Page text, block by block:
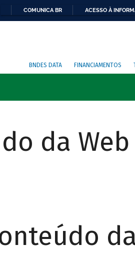
COMUNICA BR ACESSO À
BNDES DATA FINANCIAMENTOS
da Web